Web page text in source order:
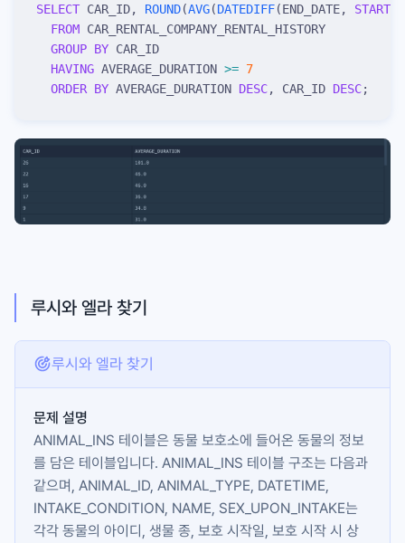
SELECT CAR_ID, ROUND(AVG(DATEDIFF(END_DATE,
  FROM
CAR_RENTAL_COMPANY_RENTAL_HISTORY
  GROUP BY
CAR_ID
  HAVING
AVERAGE_DURATION >= 7
  ORDER BY
AVERAGE_DURATION DESC, CAR_ID DESC;
루시와 엘라 찾기
루시와 엘라 찾기
문제 설명
ANIMAL_INS 테이블은 동물 보호소에 들어온 동물의 정보
를 담은 테이블입니다. ANIMAL_INS 테이블 구조는 다음과
같으며, ANIMAL_ID ANIMAL_TYPE DATETIME
INTAKE_CONDITION NAME SEX_UPON_INTAKE는
각각 동물의 아이디, 생물 종, 보호 시작일, 보호 시작 시 상